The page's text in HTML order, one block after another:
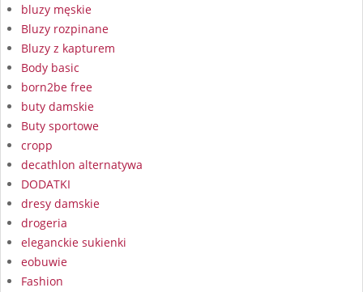
bluzy męskie
Bluzy rozpinane
Bluzy z kapturem
Body basic
born2be free
buty damskie
Buty sportowe
cropp
decathlon alternatywa
DODATKI
dresy damskie
drogeria
eleganckie sukienki
eobuwie
Fashion